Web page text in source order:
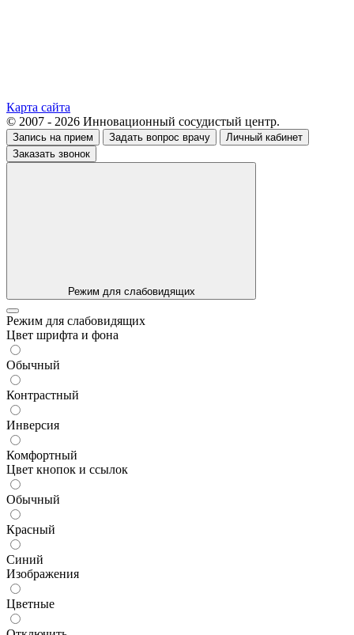
Карта сайта
© 2007 - 2026 Инновационный сосудистый центр.
Запись на прием Задать вопрос врачу
Личный кабинет
Заказать звонок
Режим для слабовидящих
Режим для слабовидящих
Цвет шрифта и фона
Обычный
Контрастный
Инверсия
Комфортный
Цвет кнопок и ссылок
Обычный
Красный
Синий
Изображения
Цветные